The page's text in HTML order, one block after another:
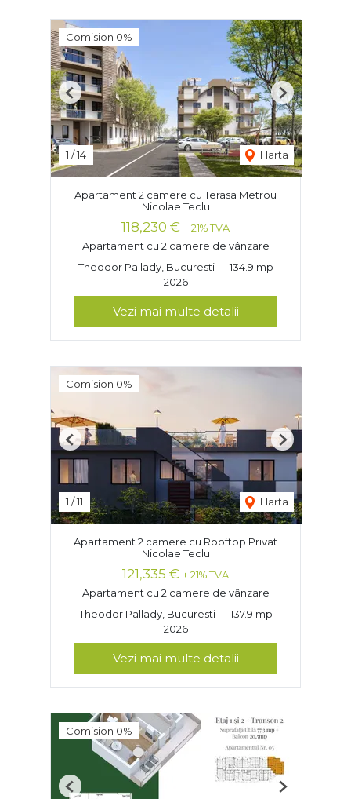
Comision 0%
1 /14 Harta
Previous Next
Apartament 2 camere cu Terasa Metrou
Nicolae Teclu
118,230 € + 21% TVA
Apartament cu 2 camere de vânzare
Theodor Pallady, Bucuresti
134.9 mp
2026
Vezi mai multe detalii
Comision 0%
1 /11 Harta
Previous Next
Apartament 2 camere cu Rooftop Privat
Nicolae Teclu
121,335 € + 21% TVA
Apartament cu 2 camere de vânzare
Theodor Pallady, Bucuresti
137.9 mp
2026
Vezi mai multe detalii
Comision 0%
Previous Next